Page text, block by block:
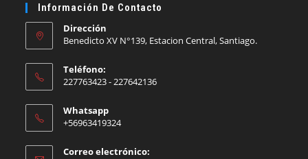
Información De Contacto
Dirección
Benedicto XV N°139, Estacion Central, Santiago.
Teléfono:
227763423 - 227642136
Whatsapp
+56963419324
Correo electrónico: